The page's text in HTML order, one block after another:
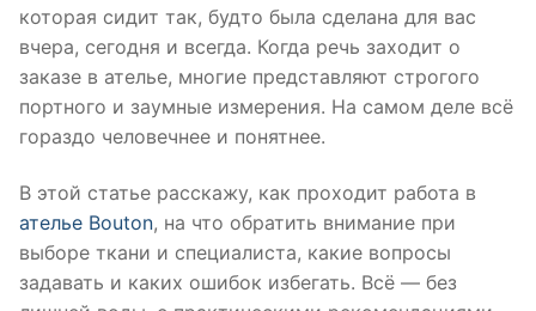
которая сидит так, будто была сделана для вас
вчера, сегодня и всегда. Когда речь заходит о
заказе в ателье, многие представляют строгого
портного и заумные измерения. На самом деле всё
гораздо человечнее и понятнее.
В этой статье расскажу, как проходит работа в
ателье Bouton, на что обратить внимание при
выборе ткани и специалиста, какие вопросы
задавать и каких ошибок избегать. Всё — без